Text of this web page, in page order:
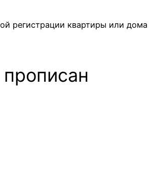
регистрации квартиры или дома